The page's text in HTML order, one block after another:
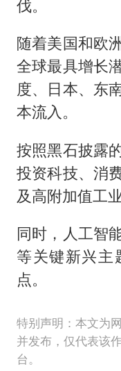
伐。
随着美国和欧
全球最具增长
度、日本、东
本流入。
按照黑石披露
投资科技、消
及高附加值工
同时，人工智
等关键新兴主
点。
特别声明：本文为
并发布，仅代表该
台。